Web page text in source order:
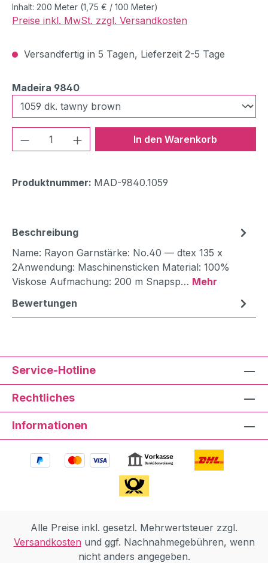
Inhalt: 200 Meter (1,75 € / 100 Meter)
Preise inkl. MwSt. zzgl. Versandkosten
Versandfertig in 5 Tagen, Lieferzeit 2-5 Tage
Madeira 9840auswählen
Produkt Anzahl: Gib denIn den Warenkorb
Produktnummer: MAD-9840.1059
Beschreibung
Name: Rayon Garnstärke: No.40 — dtex 135 x
2Anwendung: Maschinensticken Material: 100%
Viskose Aufmachung: 200 m Snapsp… Mehr
Bewertungen
Service-Hotline
Rechtliches
Informationen
Alle Preise inkl. gesetzl. Mehrwertsteuer zzgl.
Versandkosten und ggf. Nachnahmegebühren, wenn
nicht anders angegeben.